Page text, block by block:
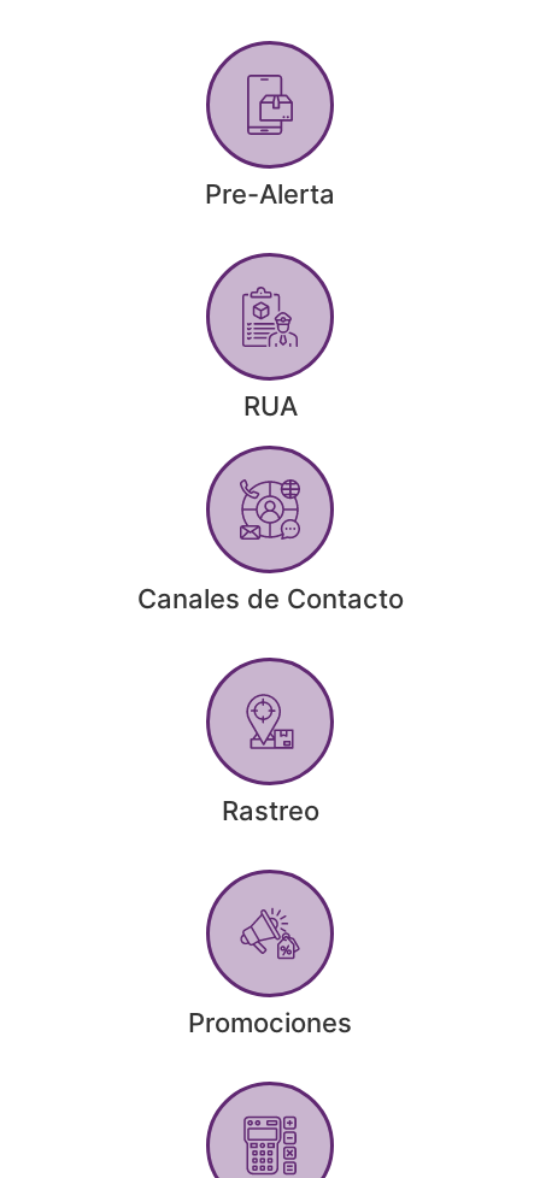
Pre-Alerta
RUA
Canales de Contacto
Rastreo
Promociones